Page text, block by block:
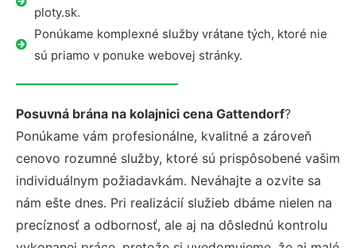
ploty.sk.
Ponúkame komplexné služby vrátane tých, ktoré nie
sú priamo v ponuke webovej stránky.
Posuvná brána na kolajnici cena Gattendorf?
Ponúkame vám profesionálne, kvalitné a zároveň
cenovo rozumné služby, ktoré sú prispôsobené vašim
individuálnym požiadavkám. Neváhajte a ozvite sa
nám ešte dnes. Pri realizácií služieb dbáme nielen na
precíznosť a odbornosť, ale aj na dôslednú kontrolu